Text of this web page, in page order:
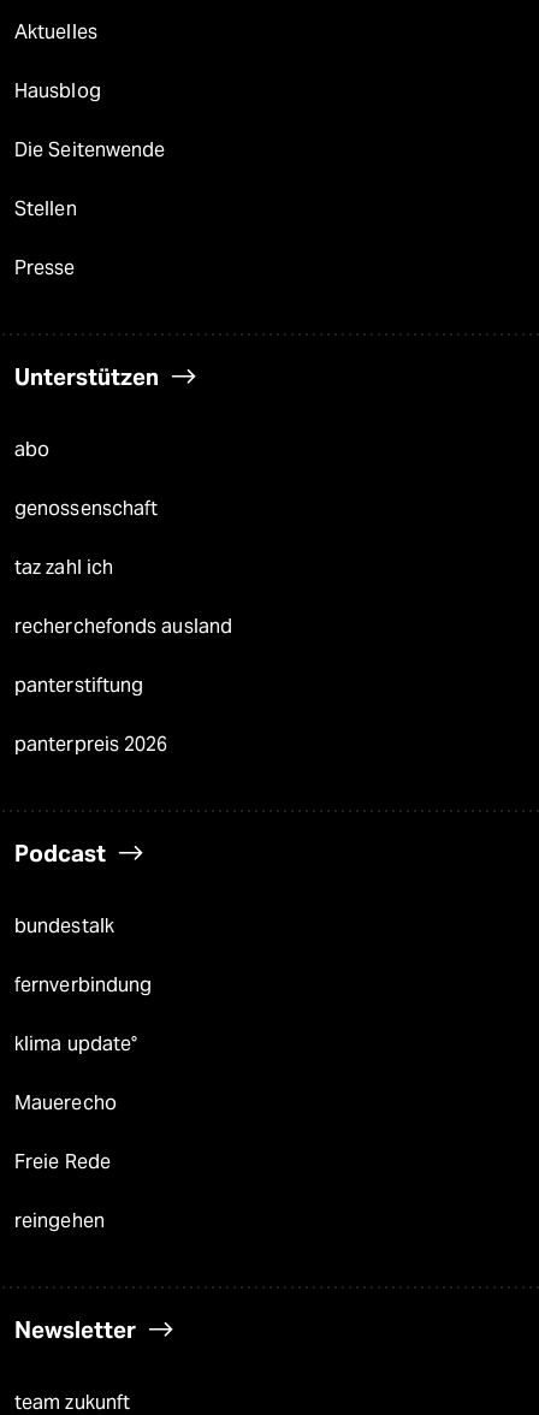
Aktuelles
Hausblog
Die Seitenwende
Stellen
Presse
Unterstützen
abo
genossenschaft
taz zahl ich
recherchefonds ausland
panterstiftung
panterpreis 2026
Podcast
bundestalk
fernverbindung
klima update°
Mauerecho
Freie Rede
reingehen
Newsletter
team zukunft